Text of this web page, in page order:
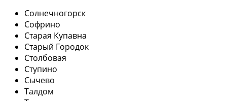
Солнечногорск
Софрино
Старая Купавна
Старый Городок
Столбовая
Ступино
Сычево
Талдом